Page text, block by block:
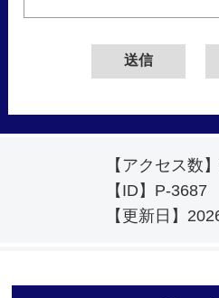
【アクセス数】
【ID】 P-3687
【更新日】